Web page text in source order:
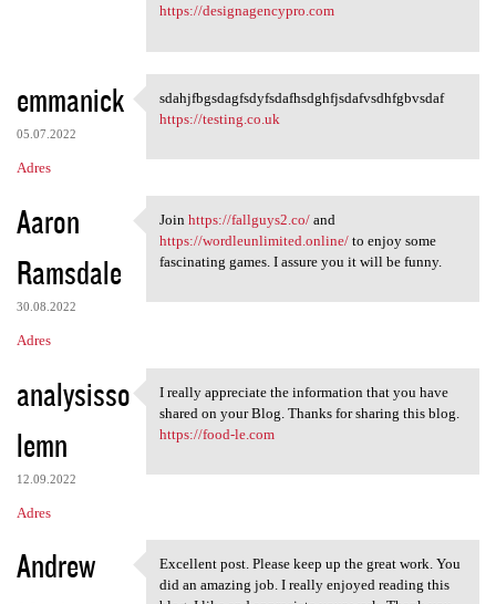
https://designagencypro.com
emmanick
05.07.2022
Adres
sdahjfbgsdagfsdyfsdafhsdghfjs
sdahjfbgsdagfsdyfsdafhsdghfjsdafvsdhfgbvsdaf
https://testing.co.uk
Aaron
Ramsdale
30.08.2022
Adres
Join https://fallguys2.co/
Join https://fallguys2.co/and
https://wordleunlimited.online/to enjoy some
fascinating games. I assure you it will be funny.
analysisso
lemn
12.09.2022
Adres
I really appreciate the
I really appreciate the information that you have
shared on your Blog. Thanks for sharing this blog.
https://food-le.com
Andrew
Excellent post. Please keep
Excellent post. Please keep up the great work. You
did an amazing job. I really enjoyed reading this